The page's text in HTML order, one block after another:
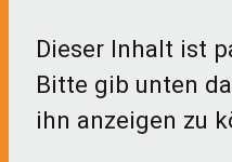
Dieser Inhalt ist
Bitte gib unten
ihn anzeigen zu